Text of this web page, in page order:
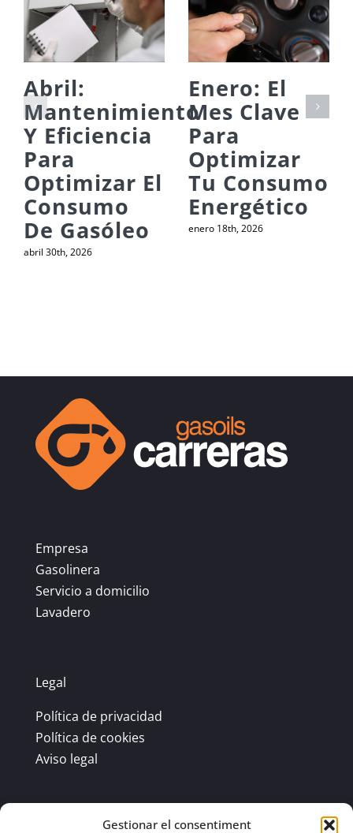
Gestionar el consentiment
Abril:
Mantenimiento
Y Eficiencia
Para
Optimizar El
Consumo
De Gasóleo
abril 30th, 2026
Enero: El
Mes Clave
Para
Optimizar
Tu Consumo
Energético
enero 18th, 2026
Empresa
Gasolinera
Servicio a domicilio
Lavadero
Legal
Política de privacidad
Política de cookies
Aviso legal